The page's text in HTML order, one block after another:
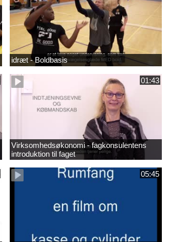
idræt - Boldbasis
01:43
Virksomhedsøkonomi - fagkonsulentens
introduktion til faget
05:45